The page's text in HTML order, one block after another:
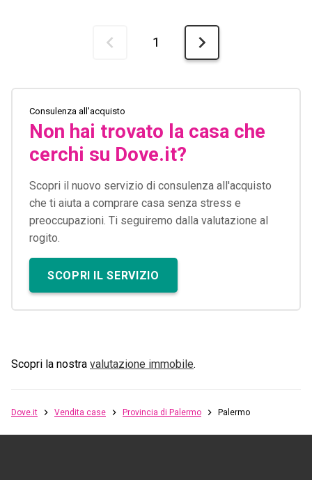
1
Consulenza all'acquisto
Non hai trovato la casa che
cerchi su Dove.it?
Scopri il nuovo servizio di consulenza all'acquisto
che ti aiuta a comprare casa senza stress e
preoccupazioni. Ti seguiremo dalla valutazione al
rogito.
SCOPRI IL SERVIZIO
Scopri la nostra valutazione immobile.
Dove.it Vendita case Provincia di Palermo Palermo